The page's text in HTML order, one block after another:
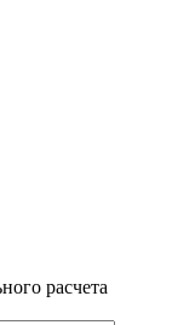
расчета